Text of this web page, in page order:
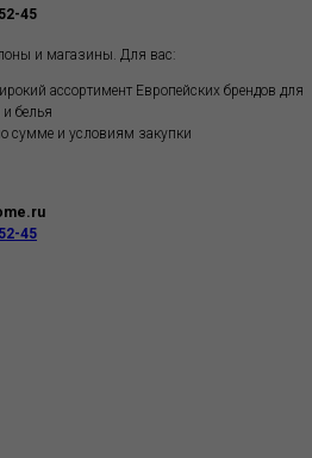
45
и магазины. Для вас:
ассортимент Европейских брендов для
белья
сумме и условиям закупки
45